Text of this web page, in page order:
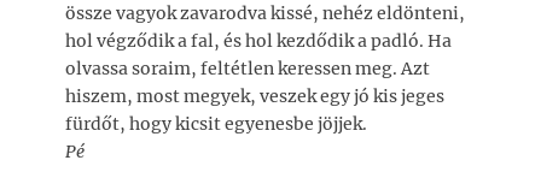
össze vagyok zavarodva kissé, nehéz eldönteni,
hol végződik a fal, és hol kezdődik a padló. Ha
olvassa soraim, feltétlen keressen meg. Azt
hiszem, most megyek, veszek egy jó kis jeges
fürdőt, hogy kicsit egyenesbe jöjjek.
Pé